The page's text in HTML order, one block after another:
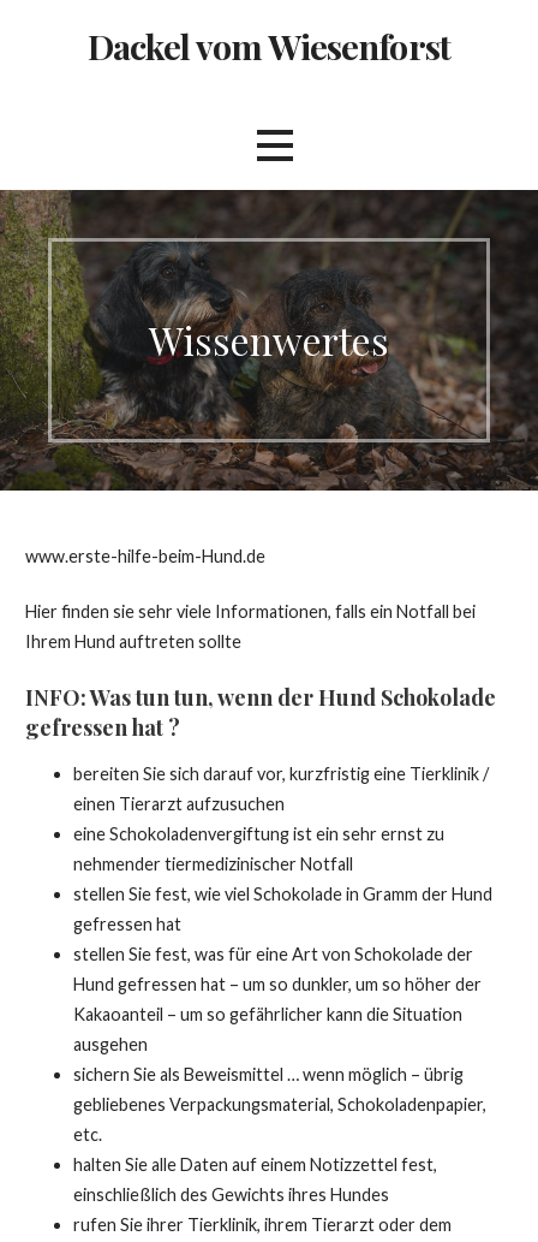
Dackel vom Wiesenforst
Wissenwertes
www.erste-hilfe-beim-Hund.de
Hier finden sie sehr viele Informationen, falls ein Notfall bei
Ihrem Hund auftreten sollte
INFO: Was tun tun, wenn der Hund Schokolade
gefressen hat ?
bereiten Sie sich darauf vor, kurzfristig eine Tierklinik /
einen Tierarzt aufzusuchen
eine Schokoladenvergiftung ist ein sehr ernst zu
nehmender tiermedizinischer Notfall
stellen Sie fest, wie viel Schokolade in Gramm der Hund
gefressen hat
stellen Sie fest, was für eine Art von Schokolade der
Hund gefressen hat – um so dunkler, um so höher der
Kakaoanteil – um so gefährlicher kann die Situation
ausgehen
sichern Sie als Beweismittel … wenn möglich – übrig
gebliebenes Verpackungsmaterial, Schokoladenpapier,
etc.
halten Sie alle Daten auf einem Notizzettel fest,
einschließlich des Gewichts ihres Hundes
rufen Sie ihrer Tierklinik, ihrem Tierarzt oder dem